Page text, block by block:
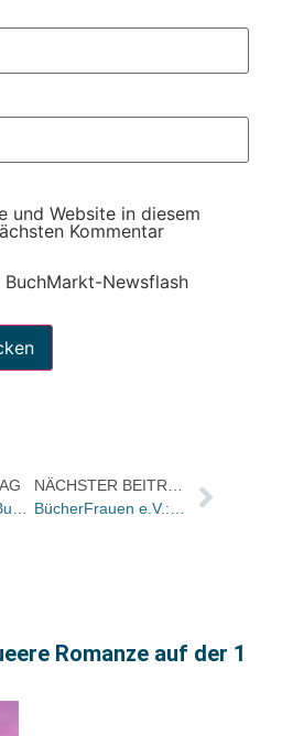
und Website in diesem
Kommentar
Newsflash
Romanze auf der 1